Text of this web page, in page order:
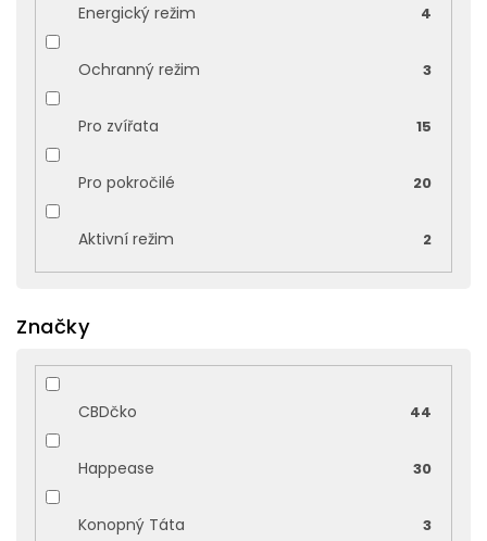
Energický režim 4
Ochranný režim 3
Pro zvířata 15
Pro pokročilé 20
Aktivní režim 2
Značky
CBDčko 44
Happease 30
Konopný Táta 3